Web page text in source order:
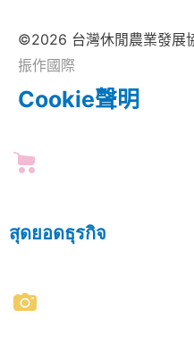
©2026 台灣休閒農業發展
振作國際
Cookie聲明
สุดยอดธุรกิจ